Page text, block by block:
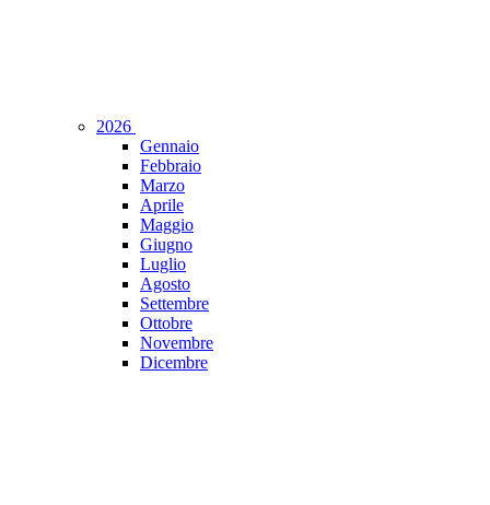
2026
Gennaio
Febbraio
Marzo
Aprile
Maggio
Giugno
Luglio
Agosto
Settembre
Ottobre
Novembre
Dicembre